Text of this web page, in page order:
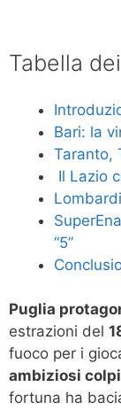
Tabella
Bari: la
Taranto,
Il Lazio
“5”
Puglia
estrazioni del
fuoco per i
ambiziosi
fortuna ha